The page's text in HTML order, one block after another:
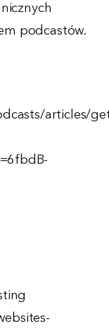
podcastów.
articles/